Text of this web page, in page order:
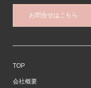
お問合せはこちら
TOP
会社概要